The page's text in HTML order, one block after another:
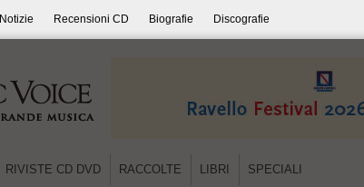
Notizie Recensioni CD Biografie Discografie
RIVISTE CD DVD RACCOLTE LIBRI SPECIALI